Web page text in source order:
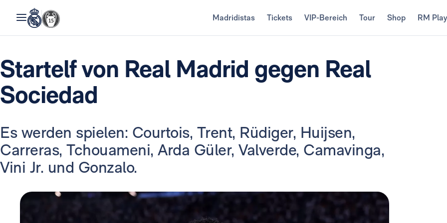
Madridistas Tickets VIP-Bereich Tour Shop RM Play
Startelf von Real Madrid gegen Real
Sociedad
Es werden spielen: Courtois, Trent, Rüdiger, Huijsen,
Carreras, Tchouameni, Arda Güler, Valverde, Camavinga,
Vini Jr. und Gonzalo.